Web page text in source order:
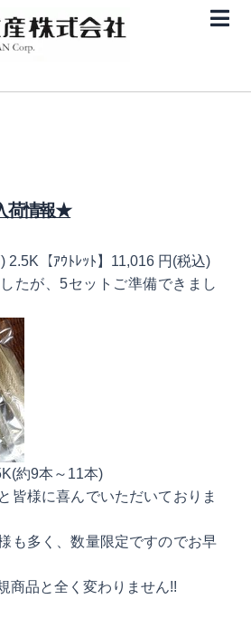
荷情報★
【ｱｳﾄﾚｯﾄ】11,016 円(税込)
たが、5セットご準備できまし
約9本～11本)
皆様に喜んでいただいておりま
も多く、数量限定ですのでお早
商品と全く変わりません!!